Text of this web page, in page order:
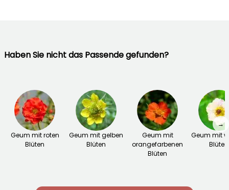
Haben Sie nicht das Passende gefunden?
Geum mit roten
Blüten
Geum mit gelben
Blüten
Geum mit
orangefarbenen
Blüten
Geum mit
Blüten
→